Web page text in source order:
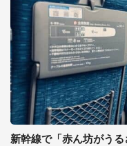
新幹線で「赤ん坊がう